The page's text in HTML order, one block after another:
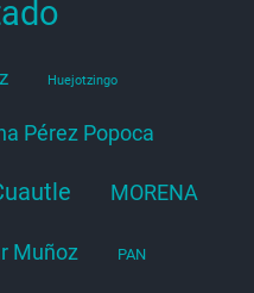
Huejotzingo
Pérez Popoca
MORENA
Muñoz PAN